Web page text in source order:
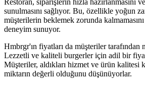
Restoran, siparişlerin hızla hazırlanmasını
sunulmasını sağlıyor. Bu, özellikle yoğun
müşterilerin beklemek zorunda
deneyim sunuyor.
Hmbrgr'ın fiyatları da müşteriler tarafından
Lezzetli ve kaliteli burgerler için adil bir
Müşteriler, aldıkları hizmet ve ürün kalitesi
miktarın değerli olduğunu düşünüyorlar.